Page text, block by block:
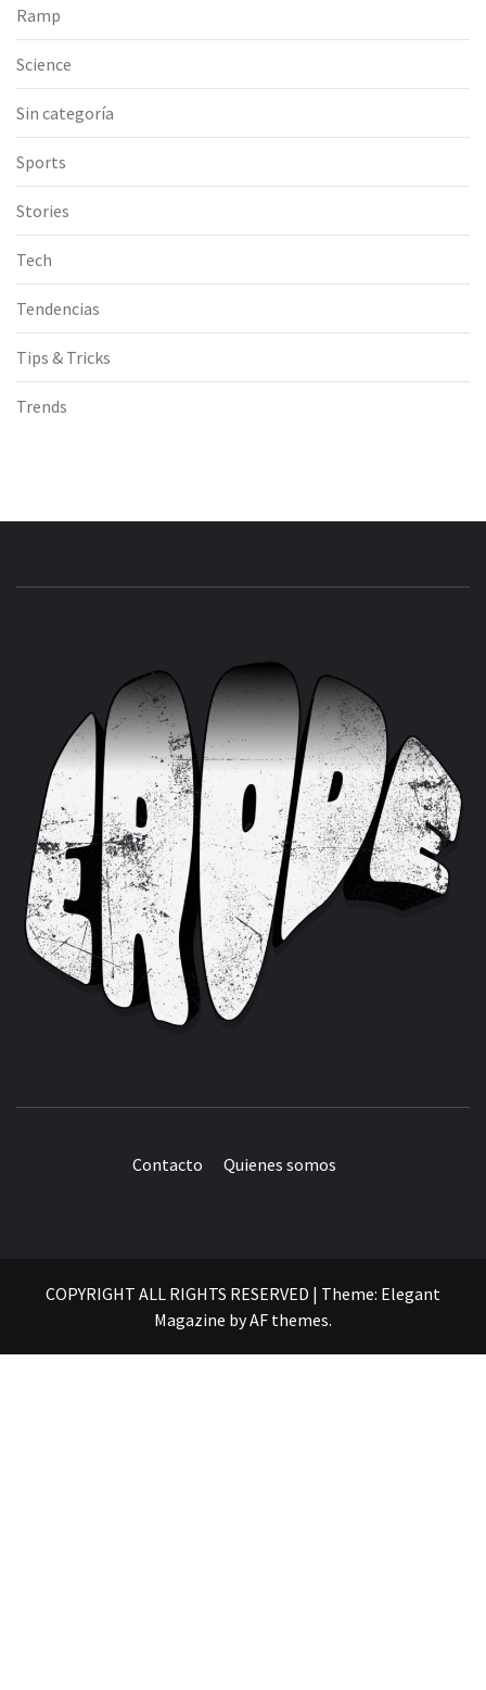
Ramp
Science
Sin categoría
Sports
Stories
Tech
Tendencias
Tips & Tricks
Trends
Contacto Quienes somos
COPYRIGHT ALL RIGHTS RESERVED | Theme: Elegant
Magazine byAF themes.